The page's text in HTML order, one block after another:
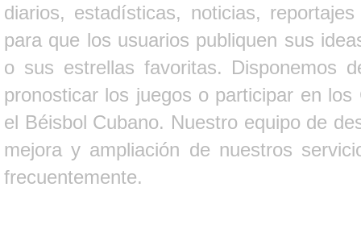
diarios, estadísticas, noticias,
para que los usuarios publiquen sus
o sus estrellas favoritas. Disponemos
pronosticar los juegos o participar en
el Béisbol Cubano. Nuestro equipo de
mejora y ampliación de nuestros
frecuentemente.